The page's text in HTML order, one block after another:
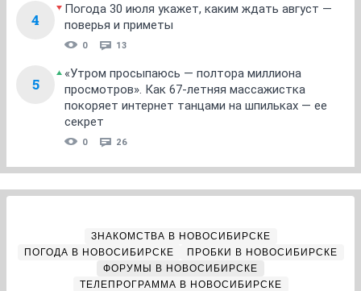
4
Погода 30 июля укажет, каким ждать август —
поверья и приметы
0 13
5
«Утром просыпаюсь — полтора миллиона
просмотров». Как 67-летняя массажистка
покоряет интернет танцами на шпильках — ее
секрет
0 26
ЗНАКОМСТВА В НОВОСИБИРСКЕ
ПОГОДА В НОВОСИБИРСКЕ
ПРОБКИ В НОВОСИБИРСКЕ
ФОРУМЫ В НОВОСИБИРСКЕ
ТЕЛЕПРОГРАММА В НОВОСИБИРСКЕ